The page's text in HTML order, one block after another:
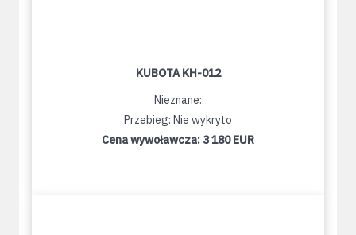
KUBOTA KH-012
Nieznane:
Przebieg: Nie wykryto
Cena wywoławcza: 3 180 EUR